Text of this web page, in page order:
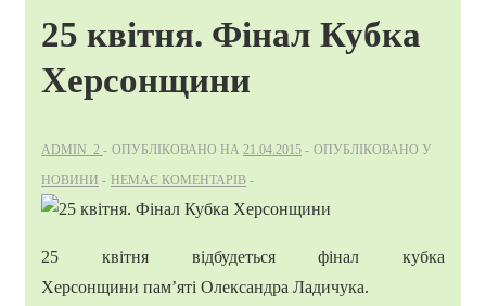
25 квітня. Фінал Кубка
Херсонщини
ADMIN_2 ОПУБЛІКОВАНО НА 21.04.2015
ОПУБЛІКОВАНО У
НОВИНИ
НЕМАЄ КОМЕНТАРІВ
25 квітня відбудетьсяфінал кубка
Херсонщини пам’яті Олександра Ладичука.